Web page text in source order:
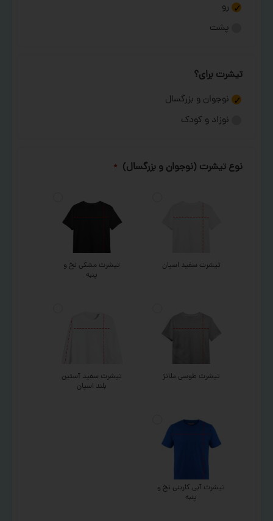
رو
پشت
تیشرت برای؟
نوجوان و بزرگسال
نوزاد و کودک
نوع تیشرت (نوجوان و بزرگسال) *
تیشرت سفید اسپان
تیشرت مشکی نخ و
پنبه
تیشرت طوسی ملانژ
تیشرت سفید آستین
بلند اسپان
تیشرت آبی کاربنی نخ و
پنبه